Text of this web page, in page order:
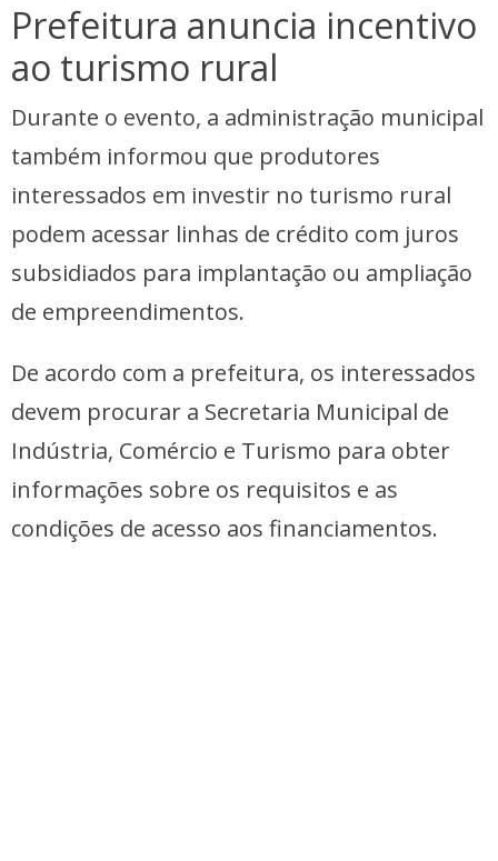
Prefeitura anuncia incentivo
ao turismo rural
Durante o evento, a administração municipal
também informou que produtores
interessados em investir no turismo rural
podem acessar linhas de crédito com juros
subsidiados para implantação ou ampliação
de empreendimentos.
De acordo com a prefeitura, os interessados
devem procurar a Secretaria Municipal de
Indústria, Comércio e Turismo para obter
informações sobre os requisitos e as
condições de acesso aos financiamentos.